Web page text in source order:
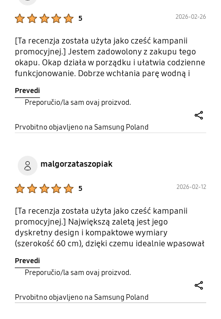
5 2026-02-26
[Ta recenzja została użyta jako cześć kampanii
promocyjnej.] Jestem zadowolony z zakupu tego
okapu. Okap działa w porządku i ułatwia codzienne
funkcjonowanie. Dobrze wchłania parę wodną i
wkomponowuje się w zabudowę.
Prevedi
Preporučio/la sam ovaj proizvod.
Prvobitno objavljeno na Samsung Poland
malgorzataszopiak
5 2026-02-12
[Ta recenzja została użyta jako cześć kampanii
promocyjnej.] Największą zaletą jest jego
dyskretny design i kompaktowe wymiary
(szerokość 60 cm), dzięki czemu idealnie wpasował
resztą sprzętów. Mimo niewielkich rozmiarów,
skuteczność wyciągu jest naprawdę dobra. Okap
nieprzyjemnych zapachów podczas gotowania.
Prevedi
Preporučio/la sam ovaj proizvod.
Prvobitno objavljeno na Samsung Poland